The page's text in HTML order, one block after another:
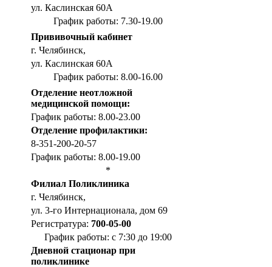
ул. Каслинская 60А
График работы: 7.30-19.00
Прививочный кабинет
г. Челябинск,
ул. Каслинская 60А
График работы: 8.00-16.00
Отделение неотложной
медицинской помощи:
График работы: 8.00-23.00
Отделение профилактики:
8-351-200-20-57
График работы: 8.00-19.00
*
Филиал Поликлиника
г. Челябинск,
ул. 3-го Интернационала, дом 69
Регистратура: 700-05-00
График работы: с 7:30 до 19:00
Дневной стационар при
поликлинике